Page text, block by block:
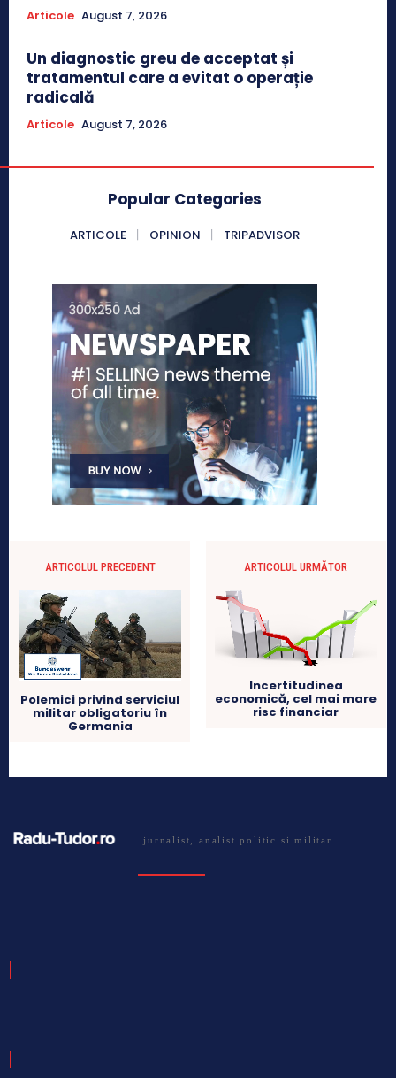
Articole August 7, 2026
Un diagnostic greu de acceptat și
tratamentul care a evitat o operație
radicală
Articole August 7, 2026
Popular Categories
ARTICOLE OPINION TRIPADVISOR
ARTICOLUL PRECEDENT
Polemici privind serviciul
militar obligatoriu în
Germania
ARTICOLUL URMĂTOR
Incertitudinea
economică, cel mai mare
risc financiar
jurnalist, analist politic si militar